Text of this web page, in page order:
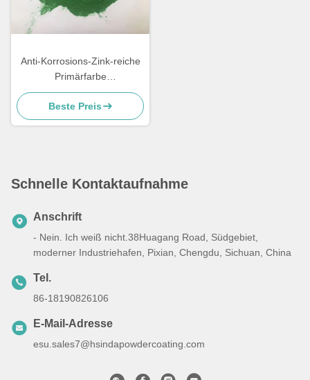
Anti-Korrosions-Zink-reiche
Primärfarbe
Pulverbeschichtung für
Metallmöbel
Beste Preis
Schnelle Kontaktaufnahme
Anschrift
- Nein. Ich weiß nicht.38Huagang Road, Südgebiet,
moderner Industriehafen, Pixian, Chengdu, Sichuan, China
Tel.
86-18190826106
E-Mail-Adresse
esu.sales7@hsindapowdercoating.com